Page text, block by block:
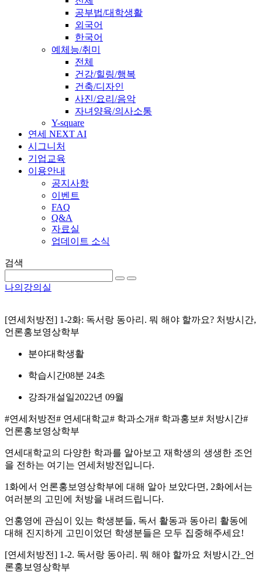
공부법/대학생활
외국어
한국어
예체능/취미
전체
건강/힐링/행복
건축/디자인
사진/요리/음악
자녀양육/의사소통
Y-square
연세 NEXT AI
시그니처
기업교육
이용안내
공지사항
이벤트
FAQ
Q&A
자료실
업데이트 소식
검색
나의강의실
[연세처방전] 1-2화: 독서랑 동아리. 뭐 해야 할까요? 처방시간,
언론홍보영상학부
분야대학생활
학습시간08분 24초
강좌개설일2022년 09월
#연세처방전# 연세대학교# 학과소개# 학과홍보# 처방시간#
언론홍보영상학부
연세대학교의 다양한 학과를 알아보고 재학생의 생생한 조언
을 전하는 여기는 연세처방전입니다.
1화에서 언론홍보영상학부에 대해 알아 보았다면, 2화에서는
여러분의 고민에 처방을 내려드립니다.
언홍영에 관심이 있는 학생분들, 독서 활동과 동아리 활동에
대해 진지하게 고민이었던 학생분들은 모두 집중해주세요!
[연세처방전] 1-2. 독서랑 동아리. 뭐 해야 할까요 처방시간_언
론홍보영상학부